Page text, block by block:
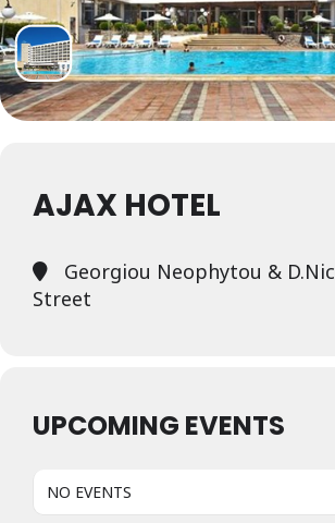
AJAX HOTEL
Georgiou Neophytou &
Street
UPCOMING EVENTS
NO EVENTS